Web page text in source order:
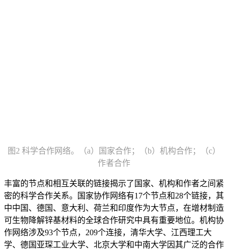
图2 科学合作网络。（a）国家合作；（b）机构合作；（c）
作者合作
丰富的节点和相互关联的链接揭示了国家、机构和作者之间紧
密的科学合作关系。国家协作网络有17个节点和28个链接，其
中中国、德国、意大利、荷兰和印度作为大节点，在增材制造
可生物降解锌基材料的全球合作研究中具有重要地位。机构协
作网络涉及93个节点，209个连接，清华大学、江西理工大
学、德国亚琛工业大学、北京大学和中南大学因其广泛的合作